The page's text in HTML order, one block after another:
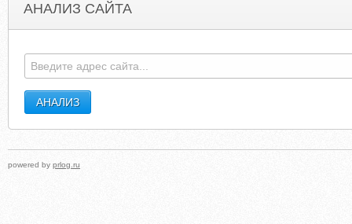
АНАЛИЗ САЙТА
powered by prlog.ru